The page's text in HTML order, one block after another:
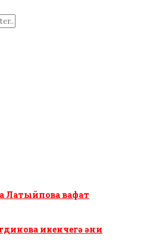
Латыйпова вафат
икенчегә әни